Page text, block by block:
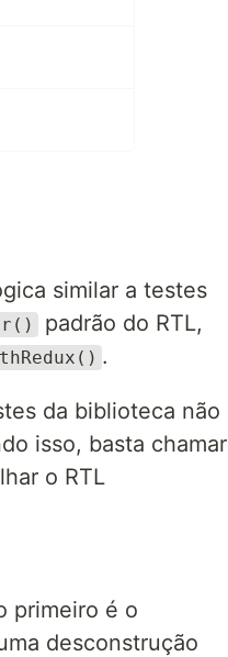
similar a testes
padrão do RTL,
.
da biblioteca não
isso, basta chamar
o RTL
primeiro é o
desconstrução